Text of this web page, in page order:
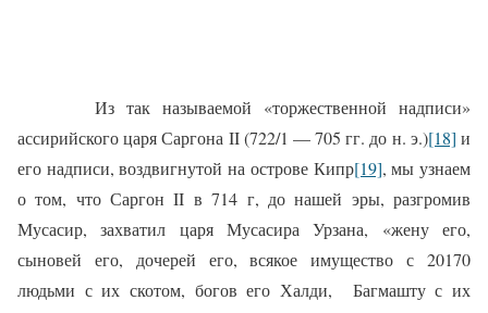
Из так называемой «торжественной надписи»
ассирийского царя Саргона II (722/1 — 705 гг. до н. э.)[18] и
его надписи, воздвигнутой на острове Кипр[19], мы узнаем
о том, что Саргон II в 714 г, до нашей эры, разгромив
Мусасир, захватил царя Мусасира Урзана, «жену его,
сыновей его, дочерей его, всякое имущество с 20170
людьми с их скотом, богов его Халди,
Багмашту с их